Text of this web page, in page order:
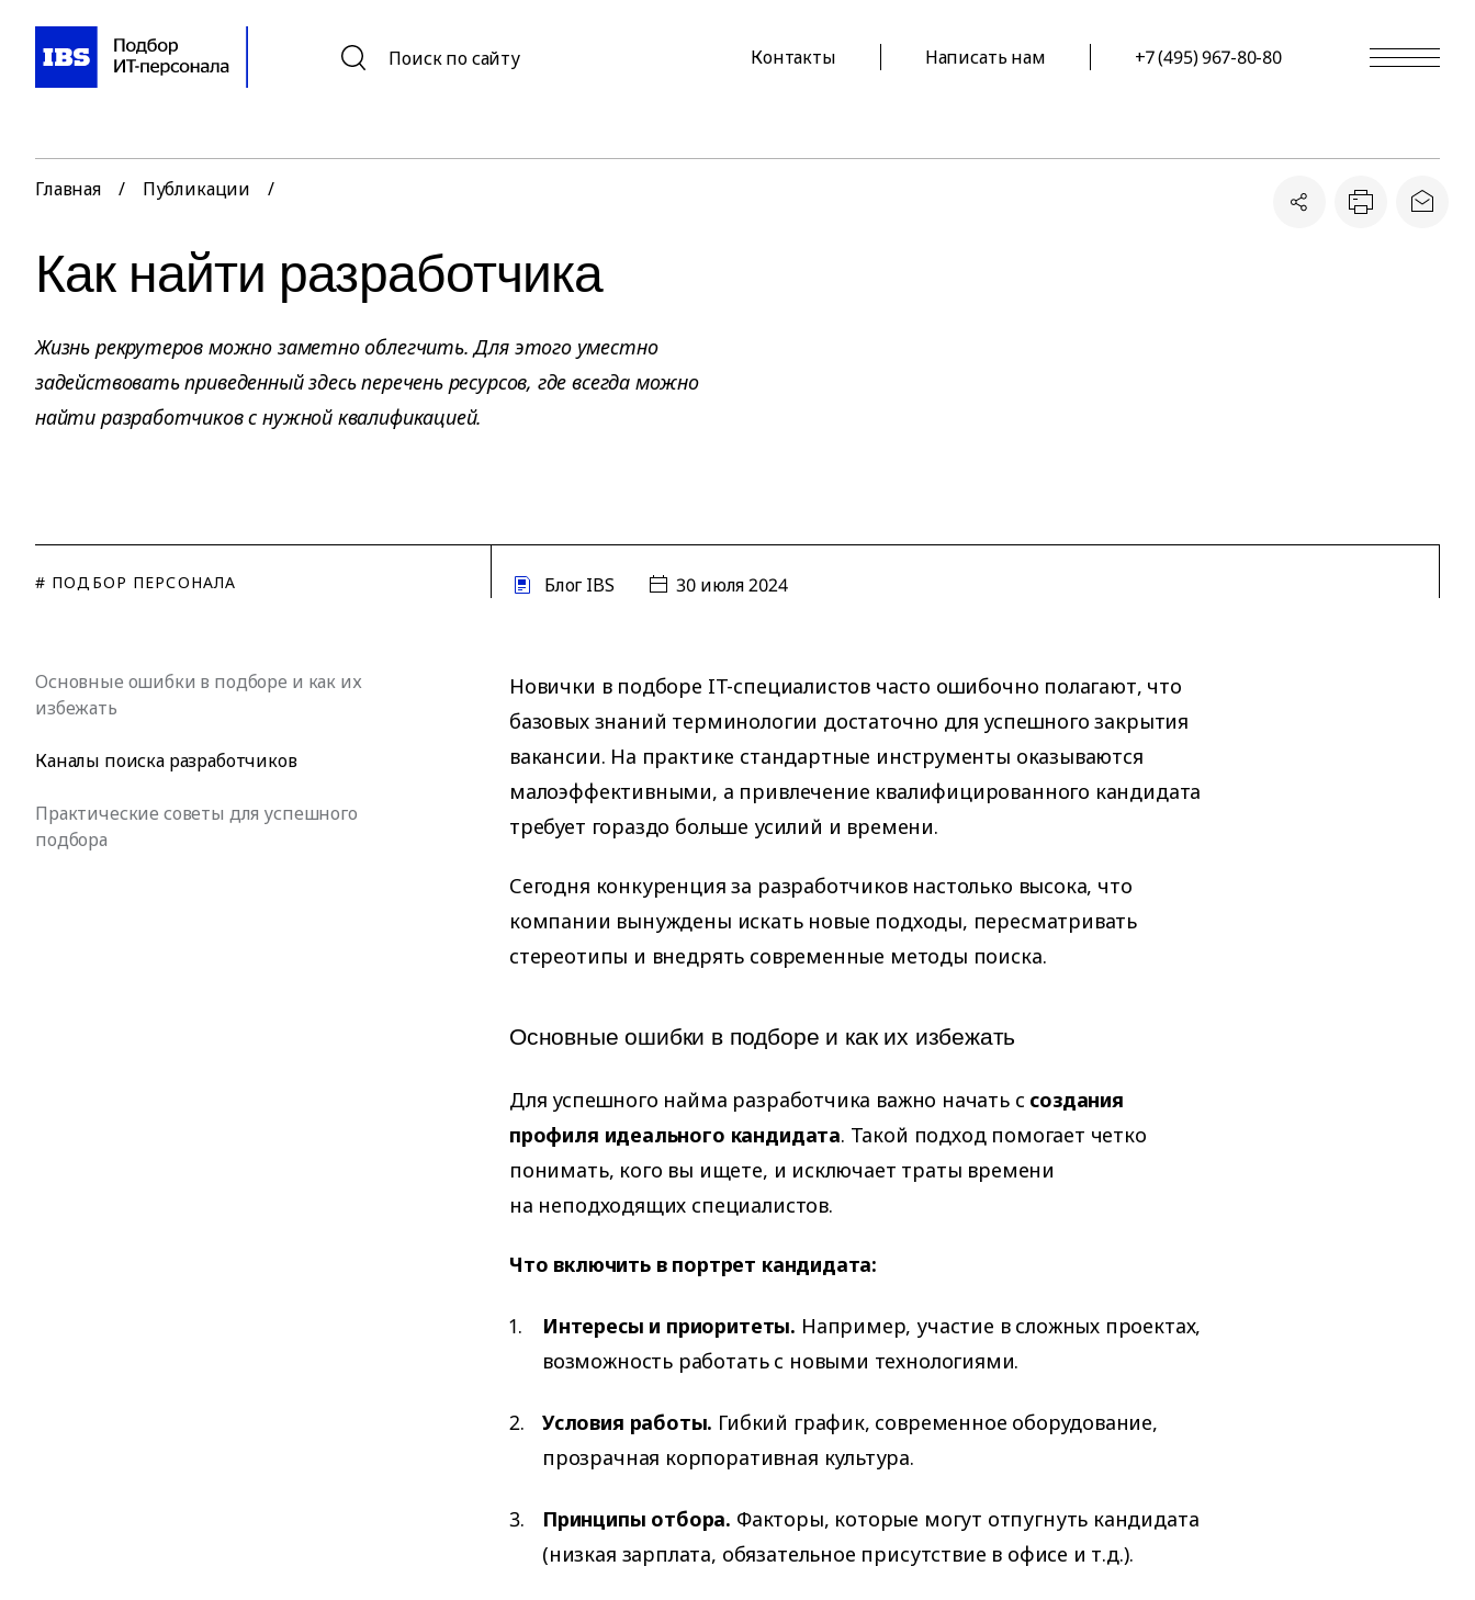
Поиск по сайту Контакты Написать нам +7 (495) 967-80-80
Главная / Публикации /
Как найти разработчика
Жизнь рекрутеров можно заметно облегчить. Для этого уместно
задействовать приведенный здесь перечень ресурсов, где всегда можно
найти разработчиков с нужной квалификацией.
# ПОДБОР ПЕРСОНАЛА Блог IBS 30 июля 2024
Основные ошибки в подборе и как их
избежать
Каналы поиска разработчиков
Практические советы для успешного
подбора
Новички в подборе IT-специалистов часто ошибочно полагают, что
базовых знаний терминологии достаточно для успешного закрытия
вакансии. На практике стандартные инструменты оказываются
малоэффективными, а привлечение квалифицированного кандидата
требует гораздо больше усилий и времени.
Сегодня конкуренция за разработчиков настолько высока, что
компании вынуждены искать новые подходы, пересматривать
стереотипы и внедрять современные методы поиска.
Основные ошибки в подборе и как их избежать
Для успешного найма разработчика важно начать с создания
профиля идеального кандидата. Такой подход помогает четко
понимать, кого вы ищете, и исключает траты времени
на неподходящих специалистов.
Что включить в портрет кандидата:
Интересы и приоритеты. Например, участие в сложных проектах,
возможность работать с новыми технологиями.
Условия работы. Гибкий график, современное оборудование,
прозрачная корпоративная культура.
Принципы отбора. Факторы, которые могут отпугнуть кандидата
(низкая зарплата, обязательное присутствие в офисе и т.д.).